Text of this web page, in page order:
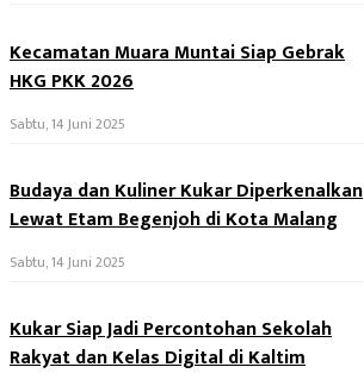
Kecamatan Muara Muntai Siap Gebrak
HKG PKK 2026
Sabtu, 14 Juni 2025
Budaya dan Kuliner Kukar Diperkenalkan
Lewat Etam Begenjoh di Kota Malang
Sabtu, 14 Juni 2025
Kukar Siap Jadi Percontohan Sekolah
Rakyat dan Kelas Digital di Kaltim